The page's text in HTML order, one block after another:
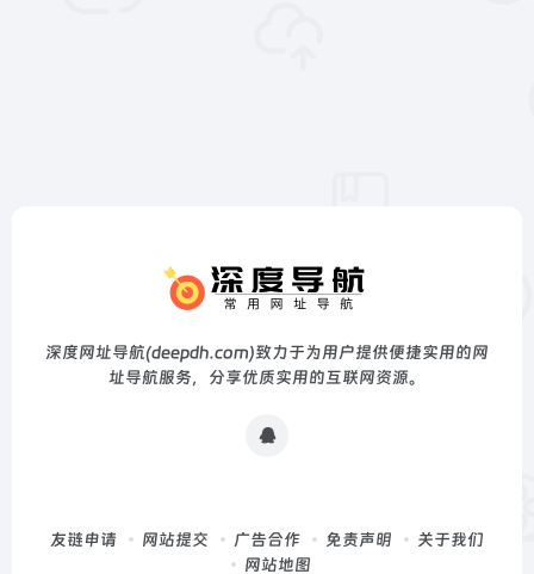
深度网址导航(deepdh.com)致力于为用户提供便捷实用的网
址导航服务，分享优质实用的互联网资源。
友链申请 网站提交 广告合作 免责声明
关于我们
网站地图